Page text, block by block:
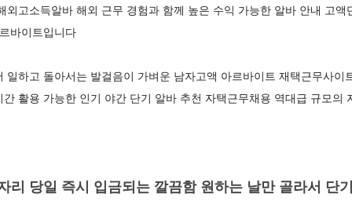
외고소득알바 해외 근무 경험과 함께 높은 수익 가능한 알바 안내 고
바이트입니다
일하고 돌아서는 발걸음이 가벼운 남자고액 아르바이트 재택근무사이
활용 가능한 인기 야간 단기 알바 추천 자택근무채용 역대급 규모의
리 당일 즉시 입금되는 깔끔함 원하는 날만 골라서 단